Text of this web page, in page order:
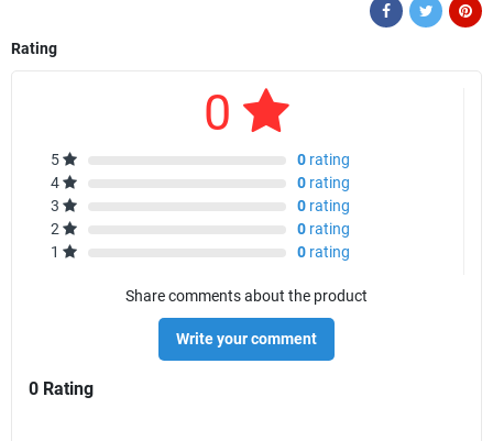
Rating
0
5 0 rating
4
0 rating
3
0 rating
2
0 rating
1
0 rating
Share comments about the product
Write your comment
0 Rating